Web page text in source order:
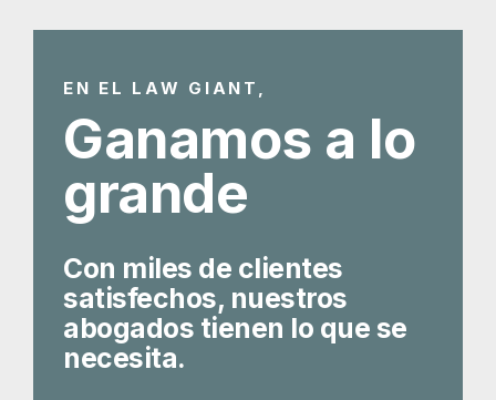
EN EL LAW GIANT,
Ganamos a lo
grande
Con miles de clientes
satisfechos, nuestros
abogados tienen lo que se
necesita.